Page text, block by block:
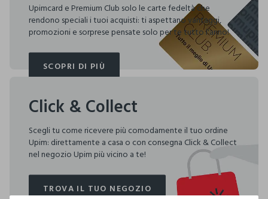
Upimcard e Premium Club solo le carte fedeltà che
rendono speciali i tuoi acquisti: ti aspettano vantaggi,
promozioni e sorprese pensate solo per te tutto l'anno!
SCOPRI DI PIÙ
SCOPRI DI PIÙ
Click & Collect
Scegli tu come ricevere più comodamente il tuo ordine
Upim: direttamente a casa o con consegna Click & Collect
nel negozio Upim più vicino a te!
TROVA IL TUO NEGOZIO
TROVA IL TUO NEGOZIO